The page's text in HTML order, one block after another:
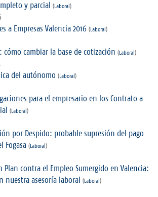
y parcial (Laboral)
a Empresas Valencia 2016 (Laboral)
cómo cambiar la base de cotización (Laboral)
del autónomo (Laboral)
para el empresario en los Contrato a
(Laboral)
por Despido: probable supresión del pago
Fogasa (Laboral)
Plan contra el Empleo Sumergido en Valencia:
nuestra asesoría laboral (Laboral)